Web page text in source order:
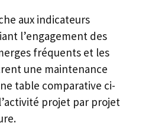
aux indicateurs
l’engagement des
fréquents et les
une maintenance
table comparative ci-
projet par projet